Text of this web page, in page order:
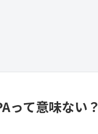
って意味ない？